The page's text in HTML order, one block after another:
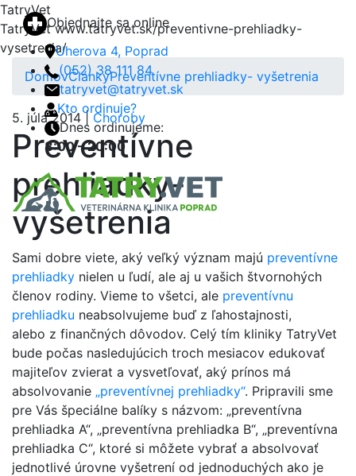
TatryVet
TatryVetwww.tatryvet.sk/preventivne-prehliadky-
vysetrenia/
Objednajte sa online
Uherova 4, Poprad
(052) 38 111 84
tatryvet@tatryvet.sk
Kto ordinuje?
Dnes ordinujeme:
8:00 – 20:00
DomovČlánkyPreventívne prehliadky- vyšetrenia
5. júla 2014 |Choroby
Preventívne
prehliadky-
vyšetrenia
Sami dobre viete, aký veľký význam majú preventívne
prehliadky nielen u ľudí, ale aj u vašich štvornohých
členov rodiny. Vieme to všetci, ale preventívnu
prehliadku neabsolvujeme buď z ľahostajnosti,
alebo z finančných dôvodov. Celý tím kliniky TatryVet
bude počas nasledujúcich troch mesiacov edukovať
majiteľov zvierat a vysvetľovať, aký prínos má
absolvovanie „preventívnej prehliadky“. Pripravili sme
pre Vás špeciálne balíky s názvom: „preventívna
prehliadka A“, „preventívna prehliadka B“, „preventívna
prehliadka C“, ktoré si môžete vybrať a absolvovať
jednotlivé úrovne vyšetrení od jednoduchých ako je